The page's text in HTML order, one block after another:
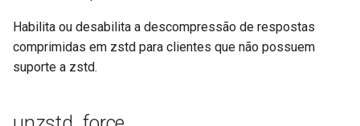
http
http2
Habilita ou desabilita a descompressão de respostas
comprimidas em zstd para clientes que não possuem
suporte a zstd.